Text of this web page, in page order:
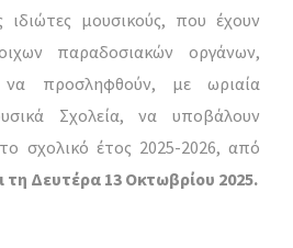
ιδιώτες μουσικούς, που έχουν
παραδοσιακών οργάνων,
να προσληφθούν, με ωριαία
Σχολεία, να υποβάλουν
σχολικό έτος 2025-2026, από
τη Δευτέρα 13 Οκτωβρίου 2025.